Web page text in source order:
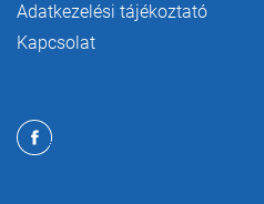
Adatkezelési tájékoztató
Kapcsolat